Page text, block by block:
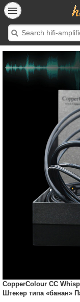
CopperColour CC
Штекер типа «банан»